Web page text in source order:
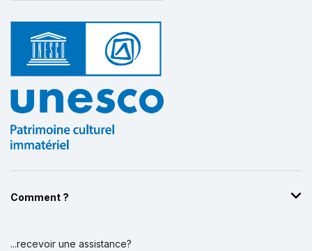
Comment ?
...recevoir une assistance?